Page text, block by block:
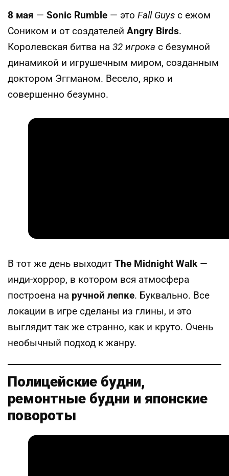
8 мая — Sonic Rumble — это Fall Guys с ежом
Соником и от создателей Angry Birds.
Королевская битва на 32 игрока с безумной
динамикой и игрушечным миром, созданным
доктором Эггманом. Весело, ярко и
совершенно безумно.
В тот же день выходит The Midnight Walk —
инди-хоррор, в котором вся атмосфера
построена на ручной лепке. Буквально. Все
локации в игре сделаны из глины, и это
выглядит так же странно, как и круто. Очень
необычный подход к жанру.
Полицейские будни,
ремонтные будни и японские
повороты